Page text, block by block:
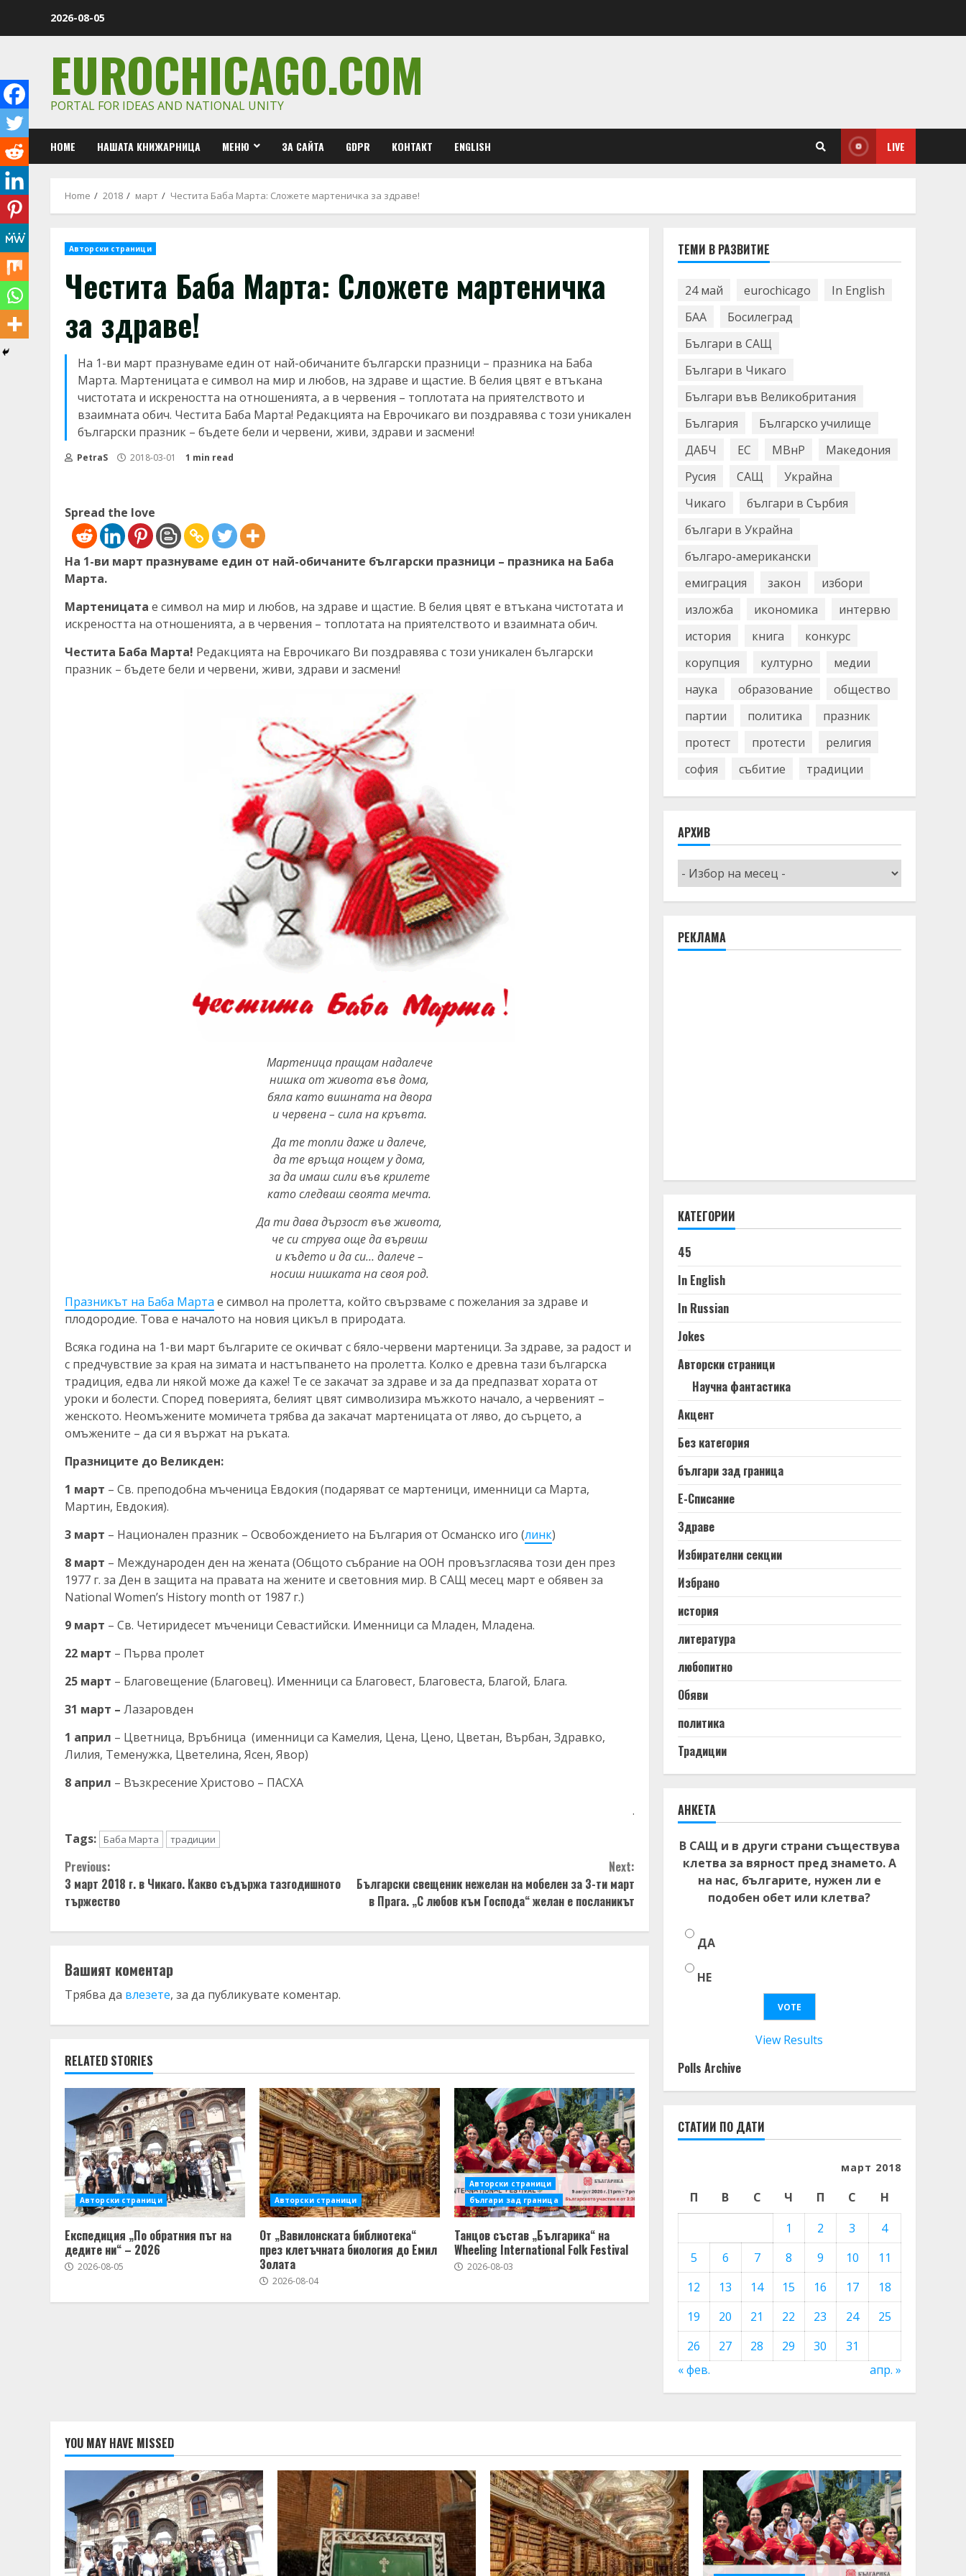
2026-08-05
EUROCHICAGO.COM
PORTAL FOR IDEAS AND NATIONAL UNITY
HOME НАШАТА КНИЖАРНИЦА МЕНЮ ЗА САЙТА GDPR КОНТАКТ ENGLISH LIVE
Home 2018 март Честита Баба Марта: Сложете мартеничка за здраве!
Авторски страници
Честита Баба Марта: Сложете мартеничка
за здраве!
На 1-ви март празнуваме един от най-обичаните български празници – празника на Баба
Марта. Мартеницата е символ на мир и любов, на здраве и щастие. В белия цвят е втъкана
чистотата и искреността на отношенията, а в червения – топлотата на приятелството и
взаимната обич. Честита Баба Марта! Редакцията на Еврочикаго ви поздравява с този уникален
български празник – бъдете бели и червени, живи, здрави и засмени!
PetraS 2018-03-01 1 min read
Spread the love
На 1-ви март празнуваме един от най-обичаните български празници – празника на Баба
Марта.
Мартеницата е символ на мир и любов, на здраве и щастие. В белия цвят е втъкана чистотата и
искреността на отношенията, а в червения – топлотата на приятелството и взаимната обич.
Честита Баба Марта! Редакцията на Еврочикаго Ви поздравява с този уникален български
празник – бъдете бели и червени, живи, здрави и засмени!
Мартеница пращам надалече
нишка от живота във дома,
бяла като вишната на двора
и червена – сила на кръвта.
Да те топли даже и далече,
да те връща нощем у дома,
за да имаш сили във крилете
като следваш своята мечта.
Да ти дава дързост във живота,
че си струва още да вървиш
и където и да си… далече –
носиш нишката на своя род.
Празникът на Баба Марта е символ на пролетта, който свързваме с пожелания за здраве и
плодородие. Това е началото на новия цикъл в природата.
Всяка година на 1-ви март българите се окичват с бяло-червени мартеници. За здраве, за радост и
с предчувствие за края на зимата и настъпването на пролетта. Колко е древна тази българска
традиция, едва ли някой може да каже! Те се закачат за здраве и за да предпазват хората от
уроки и болести. Според поверията, белият цвят символизира мъжкото начало, а червеният –
женското. Неомъжените момичета трябва да закачат мартеницата от ляво, до сърцето, а
омъжените – да си я вържат на ръката.
Празниците до Великден:
1 март – Св. преподобна мъченица Евдокия (подаряват се мартеници, именници са Марта,
Мартин, Евдокия).
3 март – Национален празник – Освобождението на България от Османско иго (линк)
8 март – Международен ден на жената (Общото събрание на ООН провъзгласява този ден през
1977 г. за Ден в защита на правата на жените и световния мир. В САЩ месец март е обявен за
National Womеn’s History month от 1987 г.)
9 март – Св. Четиридесет мъченици Севастийски. Именници са Младен, Младена.
22 март – Първа пролет
25 март – Благовещение (Благовец). Именници са Благовест, Благовеста, Благой, Блага.
31 март – Лазаровден
1 април – Цветница, Връбница (именници са Камелия, Цена, Цено, Цветан, Върбан, Здравко,
Лилия, Теменужка, Цветелина, Ясен, Явор)
8 април – Възкресение Христово – ПАСХА
.
Tags:
Баба Марта традиции
Continue
Reading
Previous:
3 март 2018 г. в Чикаго. Какво съдържа тазгодишното
тържество
Next:
Български свещеник нежелан на мобелен за 3-ти март
в Прага. „С любов към Господа“ желан е посланикът
Вашият коментар
Трябва да влезете, за да публикувате коментар.
RELATED STORIES
Авторски страници
Експедиция „По обратния път на
дедите ни“ – 2026
2026-08-05
Авторски страници
От „Вавилонската библиотека“
през клетъчната биология до Емил
Золата
2026-08-04
Авторски страници
българи зад граница
Танцов състав „Българика“ на
Wheeling International Folk Festival
2026-08-03
ТЕМИ В РАЗВИТИЕ
24 май eurochicago
In English
БАА
Босилеград
Българи в САЩ
Българи в Чикаго
Българи във Великобритания
България
Българско училище
ДАБЧ
ЕС МВнР
Македония
Русия
САЩ
Украйна
Чикаго
българи в Сърбия
българи в Украйна
българо-американски
емиграция
закон
избори
изложба
икономика
интервю
история
книга
конкурс
корупция
културно
медии
наука
образование
общество
партии
политика
празник
протест
протести
религия
софия
събитие традиции
АРХИВ
Архив
РЕКЛАМА
КАТЕГОРИИ
45
In English
In Russian
Jokes
Авторски страници
Научна фантастика
Акцент
Без категория
българи зад граница
Е-Списание
Здраве
Избирателни секции
Избрано
история
литература
любопитно
Обяви
политика
Традиции
АНКЕТА
В САЩ и в други страни съществува
клетва за вярност пред знамето. А
на нас, българите, нужен ли е
подобен обет или клетва?
ДА
НЕ
View Results
Polls Archive
СТАТИИ ПО ДАТИ
март 2018
П В С Ч П С
Н
1
2 3
4
5
6 7 8 9 10
11
12
13 14 15 16 17
18
19
20 21 22 23 24
25
26
27 28 29 30
31
« фев.
апр. »
YOU MAY HAVE MISSED